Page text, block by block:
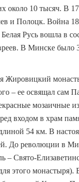
около 10 тысяч. В
и Полоцк. Война
Русь вошла в
В Минске было
Жировицкий
– ее освящал сам
мозаичные
входом в храм
54 км. В
До революции в
– Свято-Елизаветин
этого монастыря).